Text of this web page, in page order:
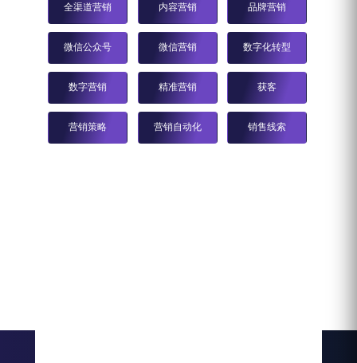
全渠道营销 内容营销 品牌营销
微信公众号 微信营销 数字化转型
数字营销 精准营销 获客
营销策略 营销自动化 销售线索